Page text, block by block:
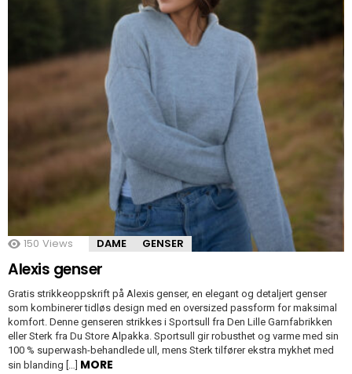
150 Views DAME GENSER
Alexis genser
Gratis strikkeoppskrift på Alexis genser, en elegant og detaljert genser
som kombinerer tidløs design med en oversized passform for maksimal
komfort. Denne genseren strikkes i Sportsull fra Den Lille Garnfabrikken
eller Sterk fra Du Store Alpakka. Sportsull gir robusthet og varme med sin
100 % superwash-behandlede ull, mens Sterk tilfører ekstra mykhet med
sin blanding […] MORE